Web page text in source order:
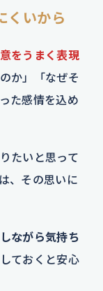
くいから
をうまく表現
か」「なぜそ
た感情を込め
たいと思って
、その思いに
ながら気持ち
ておくと安心